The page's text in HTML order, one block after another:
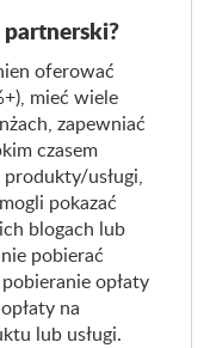
oferować
mieć wiele
zapewniać
czasem
usługi,
pokazać
blogach lub
pobierać
opłaty
na
lub usługi.